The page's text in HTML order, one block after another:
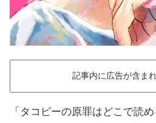
記事内に広告が含ま
「タコピーの原罪はどこで読め